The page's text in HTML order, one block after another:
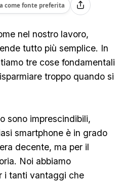
come fonte preferita
nel nostro lavoro,
tutto più semplice. In
tre cose fondamentali
troppo quando si
sono imprescindibili,
smartphone è in grado
decente, ma per il
Noi abbiamo
i tanti vantaggi che